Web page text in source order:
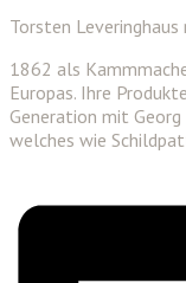
Torsten
1862 als
Europas. Ihre
Generation mit
welches wie